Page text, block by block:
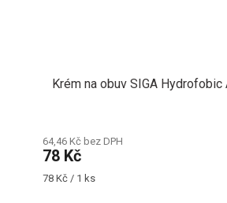
Krém na obuv SIGA
64,46 Kč bez DPH
78 Kč
Měrná
78 Kč / 1 ks